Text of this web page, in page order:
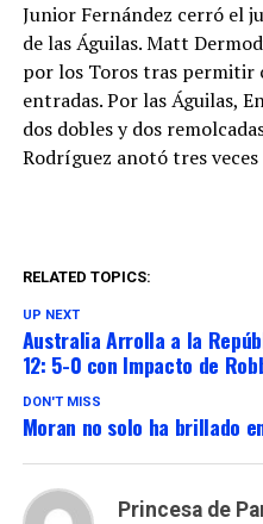
Junior Fernández cerró el
de las Águilas. Matt
por los Toros tras permitir
entradas. Por las Águilas,
dos dobles y dos
Rodríguez anotó tres
RELATED TOPICS:
UP NEXT
Australia Arrolla a la
12: 5-0 con Impacto de
DON'T MISS
Moran no solo ha brillado
Princesa de